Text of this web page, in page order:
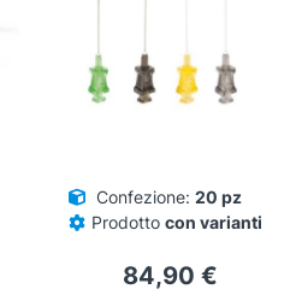
Confezione: 20 pz
Prodotto con varianti
84,90 €